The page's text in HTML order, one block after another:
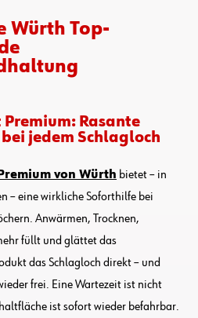
Würth Top-
Rasante
jedem Schlagloch
von Würth bietet – in
– eine wirkliche Soforthilfe bei
Anwärmen, Trocknen,
füllt und glättet das
das Schlagloch direkt – und
frei. Eine Wartezeit ist nicht
ist sofort wieder befahrbar.